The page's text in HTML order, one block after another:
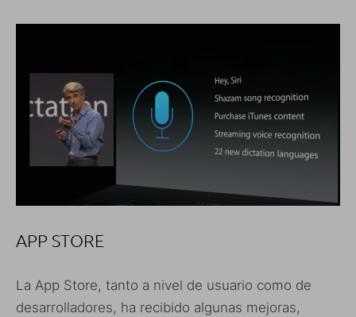
APP STORE
La App Store, tanto a nivel de usuario como de
desarrolladores, ha recibido algunas mejoras,